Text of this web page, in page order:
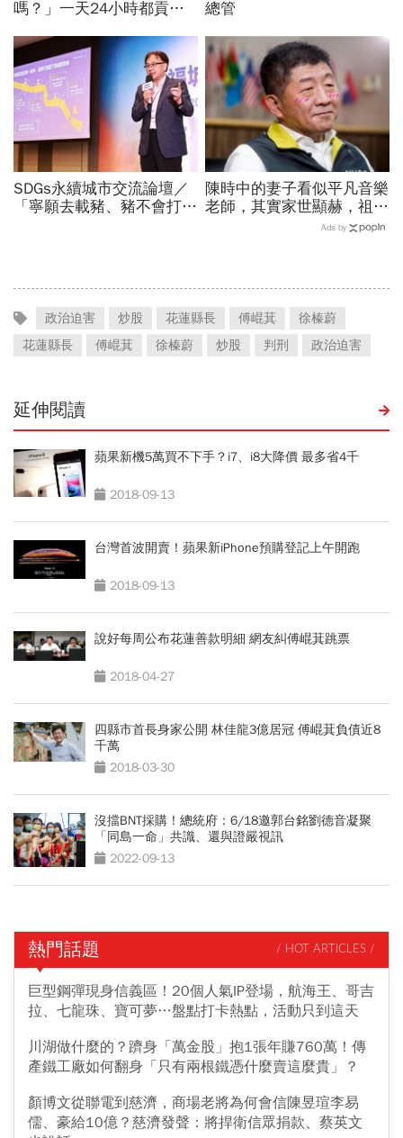
嗎？」一天24小時都貢獻
Bryant教我的事
總管
SDGs永續城市交流論壇／
「寧願去載豬、豬不會打
陳時中的妻子看似平凡音樂
老師，其實家世顯赫，祖父
創辦高醫！大學同學揭底
Ads by
政治迫害 炒股 花蓮縣長 傅崐萁
徐榛蔚
花蓮縣長
傅崐萁 徐榛蔚 炒股 判刑 政治迫害
延伸閱讀
蘋果新機5萬買不下手？i7、i8大降價 最多省4千
2018-09-13
台灣首波開賣！蘋果新iPhone預購登記上午開跑
2018-09-13
說好每周公布花蓮善款明細 網友糾傅崐萁跳票
2018-04-27
四縣市首長身家公開 林佳龍3億居冠 傅崐萁負債近8
千萬
2018-03-30
沒擋BNT採購！總統府：6/18邀郭台銘劉德音凝聚
「同島一命」共識、還與證嚴視訊
2022-09-13
熱門話題 / HOT ARTICLES /
巨型鋼彈現身信義區！20個人氣IP登場，航海王、哥吉
拉、七龍珠、寶可夢…盤點打卡熱點，活動只到這天
川湖做什麼的？躋身「萬金股」抱1張年賺760萬！傳
產鐵工廠如何翻身「只有兩根鐵憑什麼賣這麼貴」？
顏博文從聯電到慈濟，商場老將為何會信陳昱瑄李易
儒、豪給10億？慈濟發聲：將捍衛信眾捐款、蔡英文